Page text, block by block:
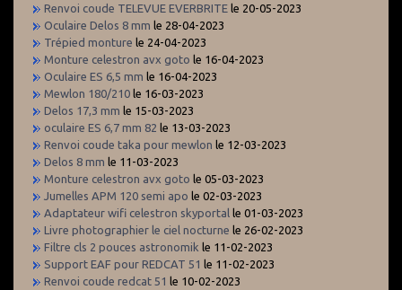
Renvoi coude TELEVUE EVERBRITE le 20-05-2023
Oculaire Delos 8 mm le 28-04-2023
Trépied monture le 24-04-2023
Monture celestron avx goto le 16-04-2023
Oculaire ES 6,5 mm le 16-04-2023
Mewlon 180/210 le 16-03-2023
Delos 17,3 mm le 15-03-2023
oculaire ES 6,7 mm 82 le 13-03-2023
Renvoi coude taka pour mewlon le 12-03-2023
Delos 8 mm le 11-03-2023
Monture celestron avx goto le 05-03-2023
Jumelles APM 120 semi apo le 02-03-2023
Adaptateur wifi celestron skyportal le 01-03-2023
Livre photographier le ciel nocturne le 26-02-2023
Filtre cls 2 pouces astronomik le 11-02-2023
Support EAF pour REDCAT 51 le 11-02-2023
Renvoi coude redcat 51 le 10-02-2023